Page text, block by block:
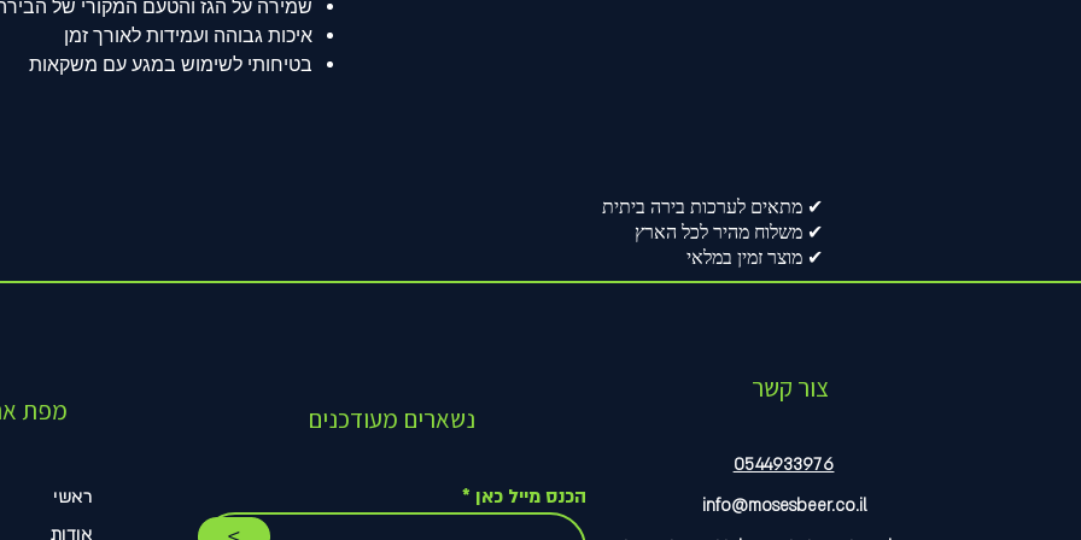
שמירה על הגז והטעם המקורי של
איכות גבוהה ועמידות לאורך זמן
בטיחותי לשימוש במגע עם משקאות
✔ מתאים לערכות בירה ביתית
✔ משלוח מהיר לכל הארץ
✔ מוצר זמין במלאי
מפת
ראשי
אודות
נשארים מעודכנים
הכנס מייל כאן
צור קשר
0544933976
info@mosesbeer.co.il